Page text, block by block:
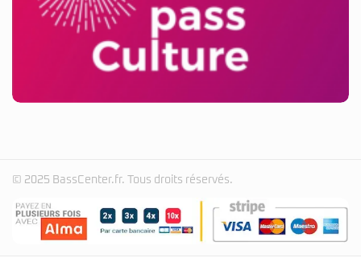
© 2025 BassCenter.fr. Tous droits réservés.